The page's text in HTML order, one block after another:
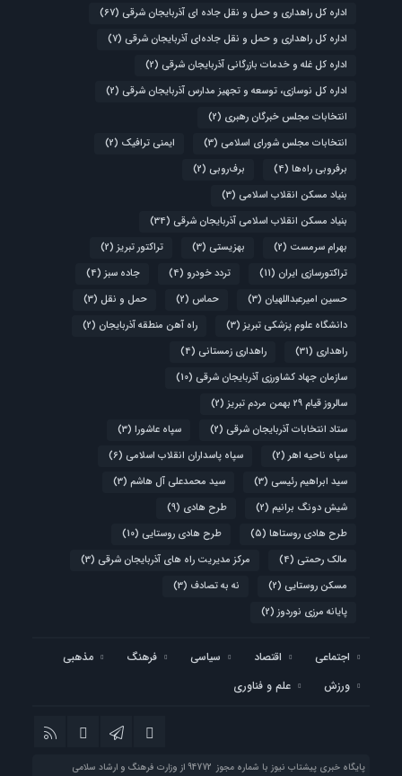
اداره کل راهداری و حمل و نقل جاده ای آذربایجان شرقی (67)
اداره کل راهداری و حمل و نقل جاده‌ای آذربایجان شرقی (7)
اداره کل غله و خدمات بازرگانی آذربایجان شرقی (2)
اداره کل نوسازی، توسعه و تجهیز مدارس آذربایجان شرقی (2)
انتخابات مجلس خبرگان رهبری (2)
انتخابات مجلس شورای اسلامی (3) ایمنی ترافیک (2)
برفروبی راه‌ها (4) برف‌روبی (2)
بنیاد مسکن انقلاب اسلامی (3)
بنیاد مسکن انقلاب اسلامی آذربایجان شرقی (34)
بهرام سرمست (2) بهزیستی (3) تراکتور تبریز (2)
تراکتورسازی ایران (11) تردد خودرو (4) جاده سبز (4)
حسین امیرعبداللهیان (3) حماس (2) حمل و نقل (3)
دانشگاه علوم پزشکی تبریز (3) راه آهن منطقه آذربایجان (2)
راهداری (31) راهداری زمستانی (4)
سازمان جهاد کشاورزی آذربایجان شرقی (10)
سالروز قیام ۲۹ بهمن مردم تبریز
(2)
ستاد انتخابات آذربایجان شرقی (2) سپاه عاشورا (3)
سپاه ناحیه اهر (2) سپاه پاسداران انقلاب اسلامی (6)
سید ابراهیم رئیسی (3) سید محمدعلی آل هاشم (3)
شیش دونگ برانیم (2) طرح هادی (9)
طرح هادی روستاها (5) طرح هادی روستایی (10)
مالک رحمتی (4) مرکز مدیریت راه های آذربایجان شرقی (3)
مسکن روستایی (2) نه به تصادف (3)
پایانه مرزی نوردوز (2)
اجتماعی اقتصاد سیاسی فرهنگ
مذهبی
ورزش
علم و فناوری
پایگاه خبری پیشتاب نیوز با شماره مجوز 94772 از وزارت فرهنگ و ارشاد سلامی